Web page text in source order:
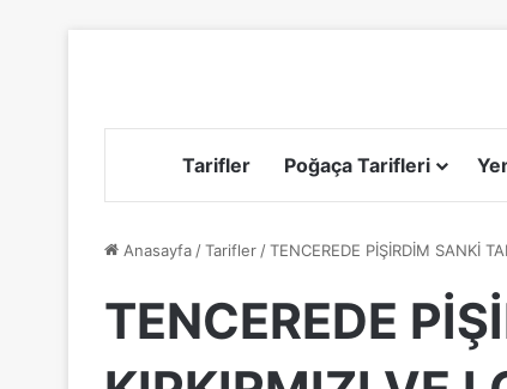
Tarifler Poğaça Tarifleri
Anasayfa /Tarifler /TENCEREDE PİŞİRDİM SANKİ
TENCEREDE